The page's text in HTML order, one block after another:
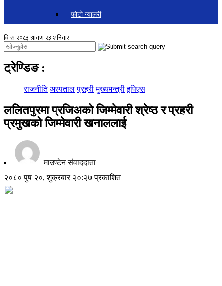
फोटो ग्यालरी
ट्रेण्डिङ :
राजनीति अस्पताल प्रहरी मुख्यमन्त्री इपिएस
ललितपुरमा प्रजिअको जिम्मेवारी श्रेष्ठ र प्रहरी
प्रमुखको जिम्मेवारी खनाललाई
माउण्टेन संवाददाता
२०८० पुष २०, शुक्रबार २०:२७ प्रकाशित